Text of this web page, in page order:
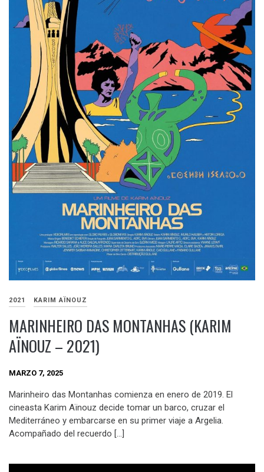
2021 KARIM AÏNOUZ
MARINHEIRO DAS MONTANHAS (KARIM
AÏNOUZ – 2021)
MARZO 7, 2025
Marinheiro das Montanhas comienza en enero de 2019. El
cineasta Karim Aïnouz decide tomar un barco, cruzar el
Mediterráneo y embarcarse en su primer viaje a Argelia.
Acompañado del recuerdo […]